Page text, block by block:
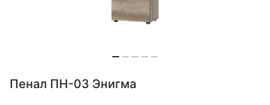
Пенал ПН-03 Энигма